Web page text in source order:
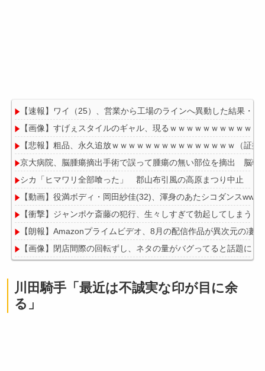
【速報】ワイ（25）、営業から工場のラインへ異動した結果・・
【画像】すげぇスタイルのギャル、現るｗｗｗｗｗｗｗｗｗｗｗ
【悲報】粗品、永久追放ｗｗｗｗｗｗｗｗｗｗｗｗｗｗｗ（証拠
京大病院、脳腫瘍摘出手術で誤って腫瘍の無い部位を摘出 脳幹
シカ「ヒマワリ全部喰った」 郡山布引風の高原まつり中止
【動画】役満ボディ・岡田紗佳(32)、渾身のあたシコダンス
【衝撃】ジャンポケ斎藤の犯行、生々しすぎて勃起してしまうレ
【朗報】Amazonプライムビデオ、8月の配信作品が異次元の凄
【画像】閉店間際の回転ずし、ネタの量がバグってると話題にｗ
Powered by livedoor 相互RSS
川田騎手「最近は不誠実な印が目に余
る」